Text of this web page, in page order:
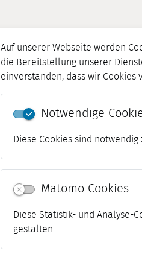
Auf unserer Webseite werden
die Bereitstellung unserer
einverstanden, dass wir Cookies
Notwendige
Diese Cookies sind
Matomo Cookies
Diese Statistik- und Analyse-
gestalten.